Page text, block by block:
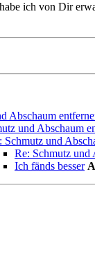
ich von Dir
Abschaum
und Abschaum
Schmutz und
Re: Schmutz und
Ich fänds besser